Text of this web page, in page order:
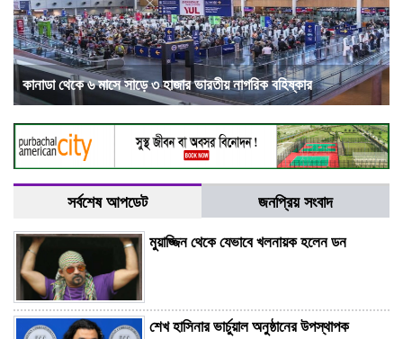
কানাডা থেকে ৬ মাসে সাড়ে ৩ হাজার ভারতীয় নাগরিক বহিষ্কার
সর্বশেষ আপডেট জনপ্রিয় সংবাদ
মুয়াজ্জিন থেকে যেভাবে খলনায়ক হলেন ডন
শেখ হাসিনার ভার্চুয়াল অনুষ্ঠানের উপস্থাপক